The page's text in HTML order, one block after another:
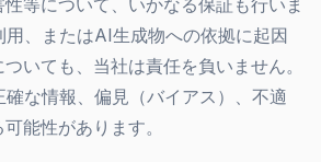
等について、いかなる保証も行いま
、またはAI生成物への依拠に起因
いても、当社は責任を負いません。
な情報、偏見（バイアス）、不適
能性があります。